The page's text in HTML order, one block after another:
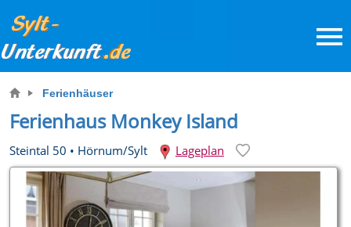
Ferienhäuser
Ferienhaus Monkey Island
Steintal 50 • Hörnum/Sylt Lageplan